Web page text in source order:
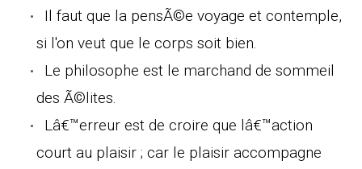
Il faut que la pensÃ©e voyage et contemple,
si l'on veut que le corps soit bien.
Le philosophe est le marchand de sommeil
des Ã©lites.
Lâ€™erreur est de croire que lâ€™action
court au plaisir ; car le plaisir accompagne